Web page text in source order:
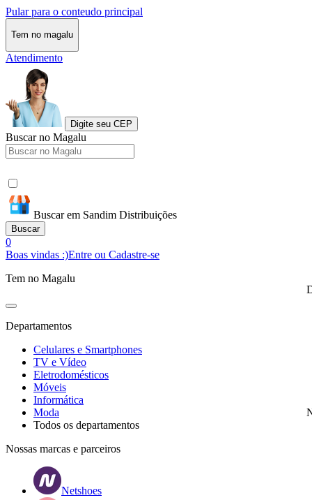
Pular para o conteudo principal
Tem no magalu
Atendimento
Digite seu CEP
Buscar no Magalu
Buscar em Sandim Distribuições
Buscar
0
Boas vindas :)Entre ou Cadastre-se
Tem no Magalu
Departamentos
Celulares e Smartphones
TV e Vídeo
Eletrodomésticos
Móveis
Informática
Moda
Todos os departamentos
Nossas marcas e parceiros
Netshoes